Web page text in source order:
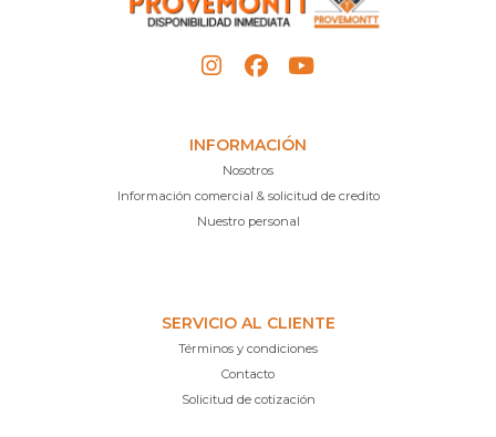
INFORMACIÓN
Nosotros
Información comercial & solicitud de credito
Nuestro personal
SERVICIO AL CLIENTE
Términos y condiciones
Contacto
Solicitud de cotización